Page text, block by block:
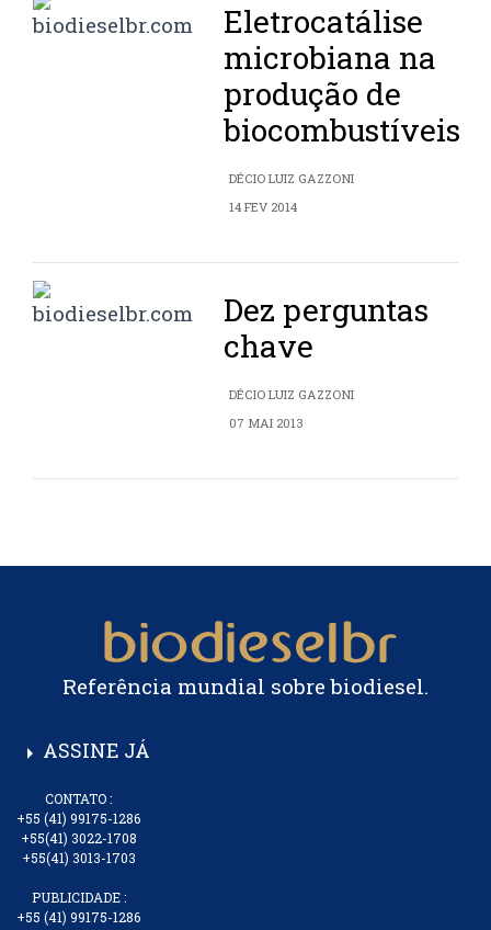
Eletrocatálise
microbiana na
produção de
biocombustíveis
DÉCIO LUIZ GAZZONI
14 FEV 2014
Dez perguntas
chave
DÉCIO LUIZ GAZZONI
07 MAI 2013
Referência mundial sobre biodiesel.
arrow_right ASSINE JÁ
CONTATO :
+55 (41) 99175-1286
+55(41) 3022-1708
+55(41) 3013-1703
PUBLICIDADE :
+55 (41) 99175-1286